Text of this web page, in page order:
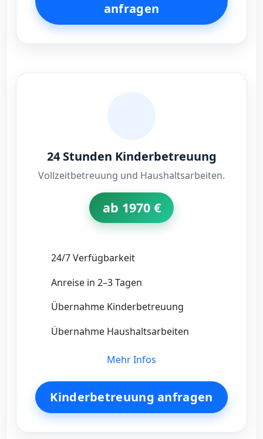
anfragen
24 Stunden Kinderbetreuung
Vollzeitbetreuung und Haushaltsarbeiten.
ab 1970 €
24/7 Verfügbarkeit
Anreise in 2–3 Tagen
Übernahme Kinderbetreuung
Übernahme Haushaltsarbeiten
Mehr Infos
Kinderbetreuung anfragen